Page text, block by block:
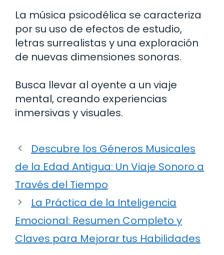
La música psicodélica se caracteriza
por su uso de efectos de estudio,
letras surrealistas y una exploración
de nuevas dimensiones sonoras.
Busca llevar al oyente a un viaje
mental, creando experiencias
inmersivas y visuales.
Descubre los Géneros Musicales
de la Edad Antigua: Un Viaje Sonoro a
Través del Tiempo
La Práctica de la Inteligencia
Emocional: Resumen Completo y
Claves para Mejorar tus Habilidades